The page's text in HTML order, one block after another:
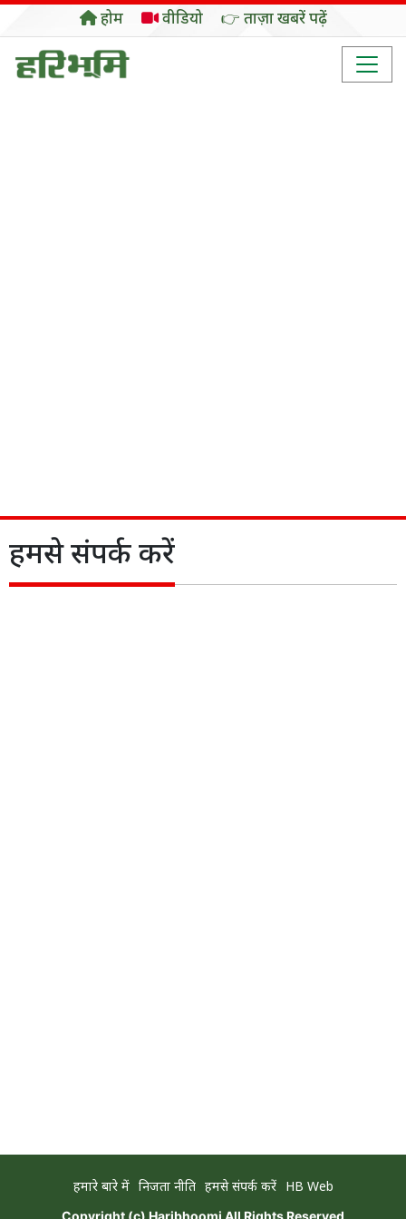
होम वीडियो 👉 ताज़ा खबरें पढ़ें
हमसे संपर्क करें
हमारे बारे में निजता नीति हमसे संपर्क करें HB Web
Copyright (c) Haribhoomi All Rights Reserved